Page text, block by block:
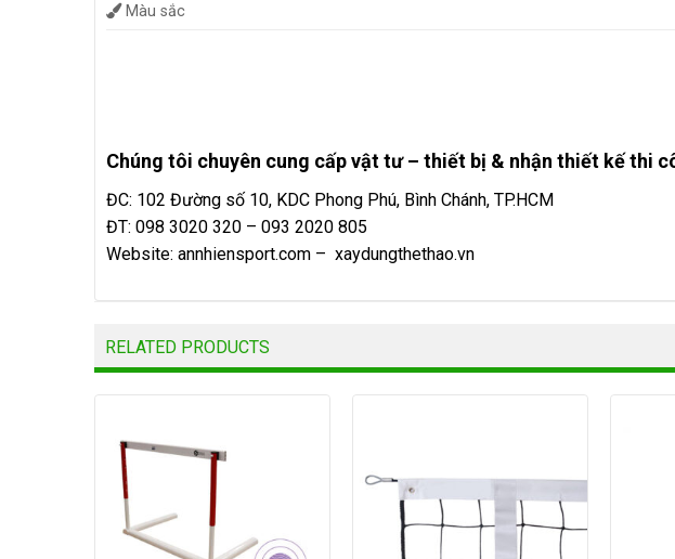
Màu sắc
Chúng tôi chuyên cung cấp vật tư – thiết bị & nhận thiết kế thi
ĐC: 102 Đường số 10, KDC Phong Phú, Bình Chánh, TP.HCM
ĐT: 098 3020 320 – 093 2020 805
Website: annhiensport.com – xaydungthethao.vn
RELATED PRODUCTS